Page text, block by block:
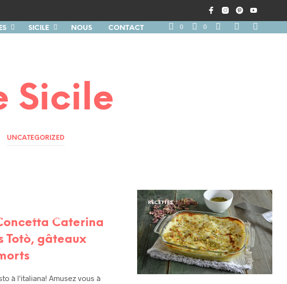
SICILE NOUS CONTACT 0 0
Sicile
UNCATEGORIZED
DE FÊTES SICILIENNESCaterina
Totò, gâteaux
à l'italiana! Amusez vous à
RECETTES